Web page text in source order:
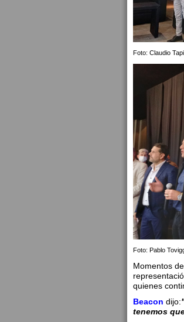
Foto: Claudio
Foto: Pablo
Momentos
quienes
Beacon dijo:
tenemos